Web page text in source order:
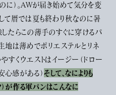
に）。AWが届き始めて気分を変
て暦では夏も終わり秋なのに暑
したらこの薄手のすぐに穿けるパ
地は薄めでポリエステルとリネ
すくウエストはイージー（ドロー
心感がある）そして、なによりも
が作る軍パンはこんなに